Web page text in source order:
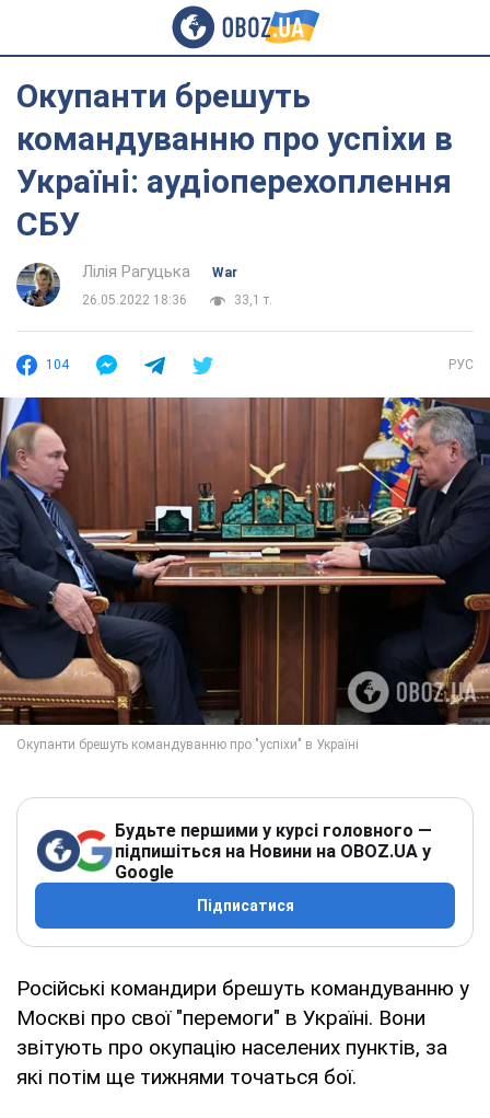
Окупанти брешуть
командуванню про успіхи в
Україні: аудіоперехоплення
СБУ
Лілія Рагуцька
War
26.05.2022 18:36
33,1 т.
104 РУС
Будьте першими у курсі головного —
підпишіться на Новини на OBOZ.UA у
Google
Підписатися
Російські командири брешуть командуванню у
Москві про свої "перемоги" в Україні. Вони
звітують про окупацію населених пунктів, за
які потім ще тижнями точаться бої.